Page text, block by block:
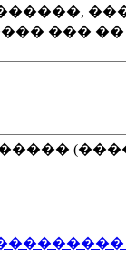
���